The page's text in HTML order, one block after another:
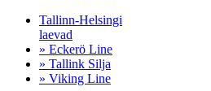
Tallinn-Helsingi
laevad
» Eckerö Line
» Tallink Silja
» Viking Line